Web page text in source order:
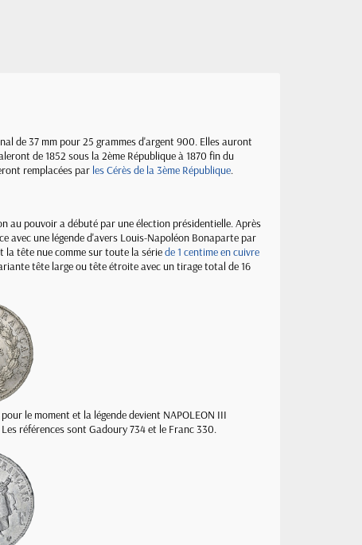
de 37 mm pour 25 grammes d'argent 900. Elles auront
de 1852 sous la 2ème République à 1870 fin du
remplacées par les Cérès de la 3ème République.
au pouvoir a débuté par une élection présidentielle. Après
avec une légende d'avers Louis-Napoléon Bonaparte par
la tête nue comme sur toute la sériede 1 centime en cuivre
tête large ou tête étroite avec un tirage total de 16
le moment et la légende devient NAPOLEON III
références sont Gadoury 734 et le Franc 330.